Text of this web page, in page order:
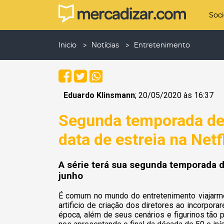
Inicio Notícias Entretenimento
Eduardo Klinsmann; 20/05/2020 às 16:37
Segunda temporada
data de estreia na
A série terá sua segunda temporada
junho
É comum no mundo do entretenimento
artificio de criação dos diretores ao
época, além de seus cenários e figurinos tão